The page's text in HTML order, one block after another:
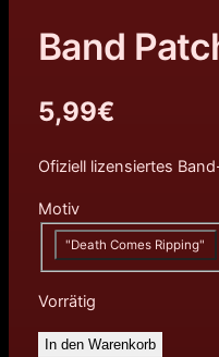
Band
5,99€
Ofiziell lizensiertes
Motiv
"Death Comes Ripping"
Vorrätig
In den Warenkorb